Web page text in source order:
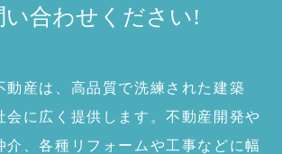
い合わせ ください!
動産は、高品質で洗練された建築
会に広く提供します。不動産開発や
介、各種リフォームや工事などに幅